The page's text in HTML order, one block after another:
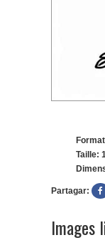
Taille:
Partagar:
Images